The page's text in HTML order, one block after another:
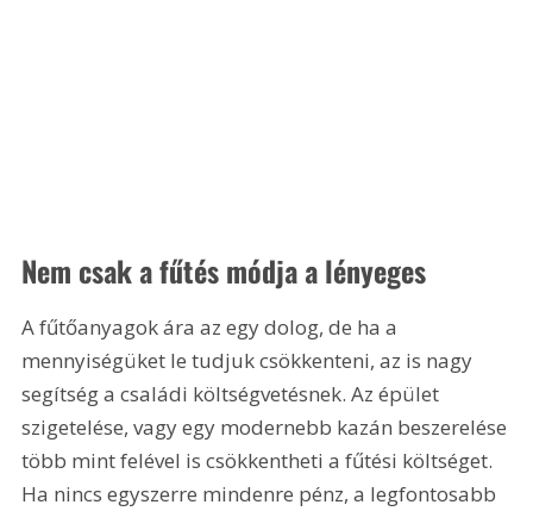
Nem csak a fűtés módja a lényeges
A fűtőanyagok ára az egy dolog, de ha a
mennyiségüket le tudjuk csökkenteni, az is nagy
segítség a családi költségvetésnek. Az épület
szigetelése, vagy egy modernebb kazán beszerelése
több mint felével is csökkentheti a fűtési költséget.
Ha nincs egyszerre mindenre pénz, a legfontosabb